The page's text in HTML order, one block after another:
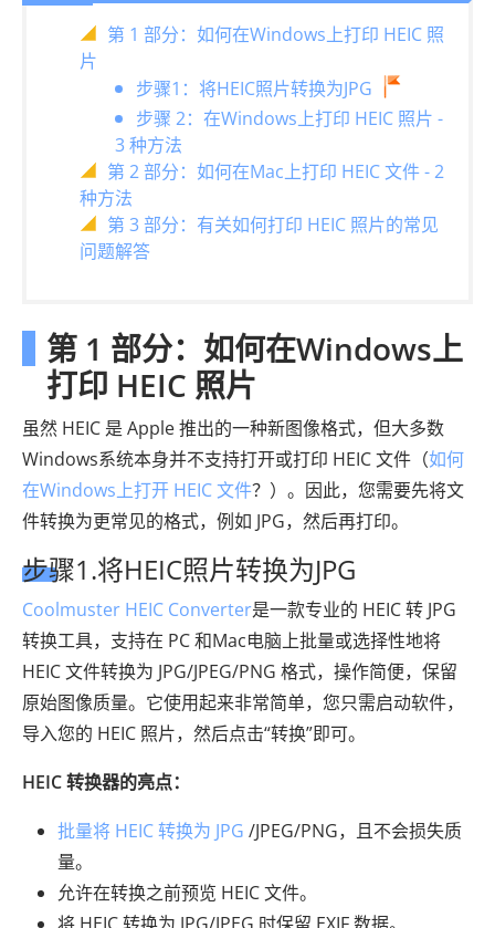
第 1 部分：如何在Windows上打印 HEIC 照
片
步骤1：将HEIC照片转换为JPG
步骤 2：在Windows上打印 HEIC 照片 -
3 种方法
第 2 部分：如何在Mac上打印 HEIC 文件 - 2
种方法
第 3 部分：有关如何打印 HEIC 照片的常见
问题解答
第 1 部分：如何在Windows上
打印 HEIC 照片
虽然 HEIC 是 Apple 推出的一种新图像格式，但大多数
Windows系统本身并不支持打开或打印 HEIC 文件（如何
在Windows上打开 HEIC 文件？）。因此，您需要先将文
件转换为更常见的格式，例如 JPG，然后再打印。
步骤1.将HEIC照片转换为JPG
Coolmuster HEIC Converter是一款专业的 HEIC 转 JPG
转换工具，支持在 PC 和Mac电脑上批量或选择性地将
HEIC 文件转换为 JPG/JPEG/PNG 格式，操作简便，保留
原始图像质量。它使用起来非常简单，您只需启动软件，
导入您的 HEIC 照片，然后点击“转换”即可。
HEIC 转换器的亮点：
批量将 HEIC 转换为 JPG /JPEG/PNG，且不会损失质
量。
允许在转换之前预览 HEIC 文件。